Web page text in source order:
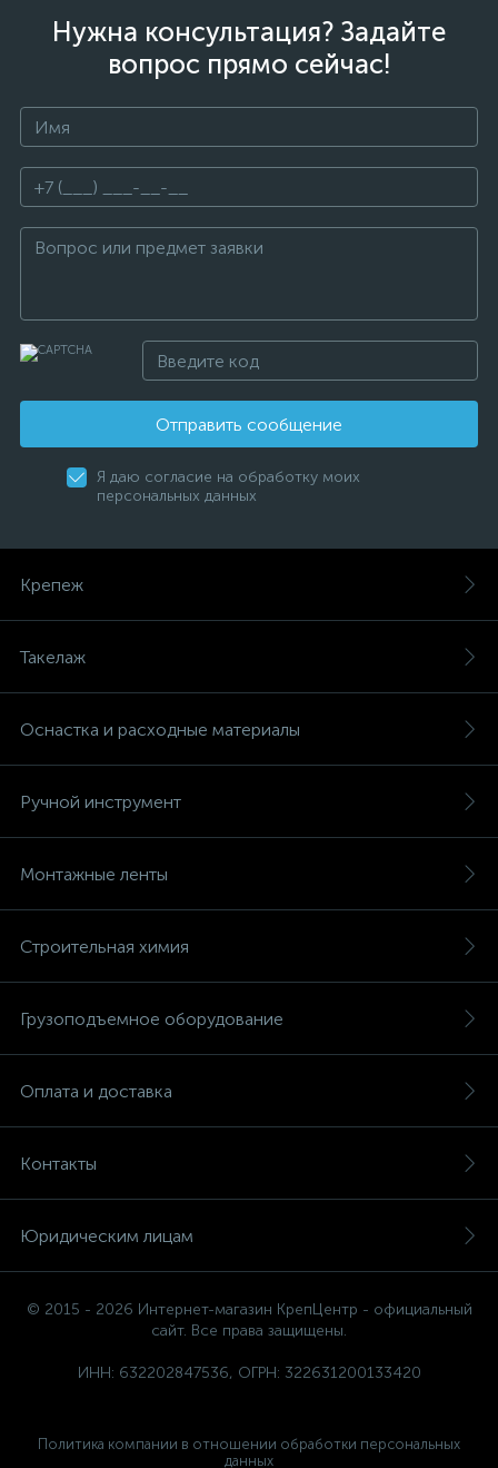
Нужна консультация? Задайте
вопрос прямо сейчас!
Отправить сообщение
Я даю согласие на обработку моих
персональных данных
Крепеж
Такелаж
Оснастка и расходные материалы
Ручной инструмент
Монтажные ленты
Строительная химия
Грузоподъемное оборудование
Оплата и доставка
Контакты
Юридическим лицам
© 2015 - 2026 Интернет-магазин КрепЦентр - официальный
сайт. Все права защищены.
ИНН: 632202847536, ОГРН: 322631200133420
Политика компании в отношении обработки персональных
данных